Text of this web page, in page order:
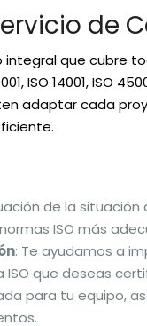
de
integral que cubre
ISO 14001, ISO
adaptar cada
de la
ISO más
: Te ayudamos a
que deseas
para tu equipo,